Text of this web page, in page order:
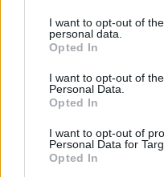
I want to opt-out of
personal data.
Opted In
I want to opt-out of
Personal Data.
Opted In
I want to opt-out of
Personal Data for
Opted In
ΡΟΗ ΕΙΔΗΣΕΩΝ
μετά την έκδοσή της
6 Αυγούστου, 2026
Ιδρώτας και διατροφή το
κακοσμία